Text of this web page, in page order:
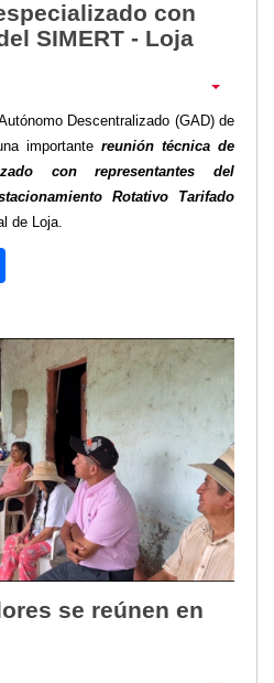
con
SIMERT - Loja
Descentralizado (GAD) de
importante reunión técnica de
con representantes del
Rotativo Tarifado
de Loja.
se reúnen en